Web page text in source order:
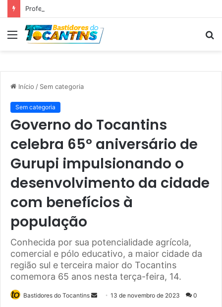
Menu
Início / Sem categoria
Sem categoria
Governo do Tocantins
celebra 65º aniversário de
Gurupi impulsionando o
desenvolvimento da cidade
com benefícios à
população
Conhecida por sua potencialidade agrícola,
comercial e pólo educativo, a maior cidade da
região sul e terceira maior do Tocantins
comemora 65 anos nesta terça-feira, 14.
Bastidores do Tocantins 13 de novembro de 2023 0